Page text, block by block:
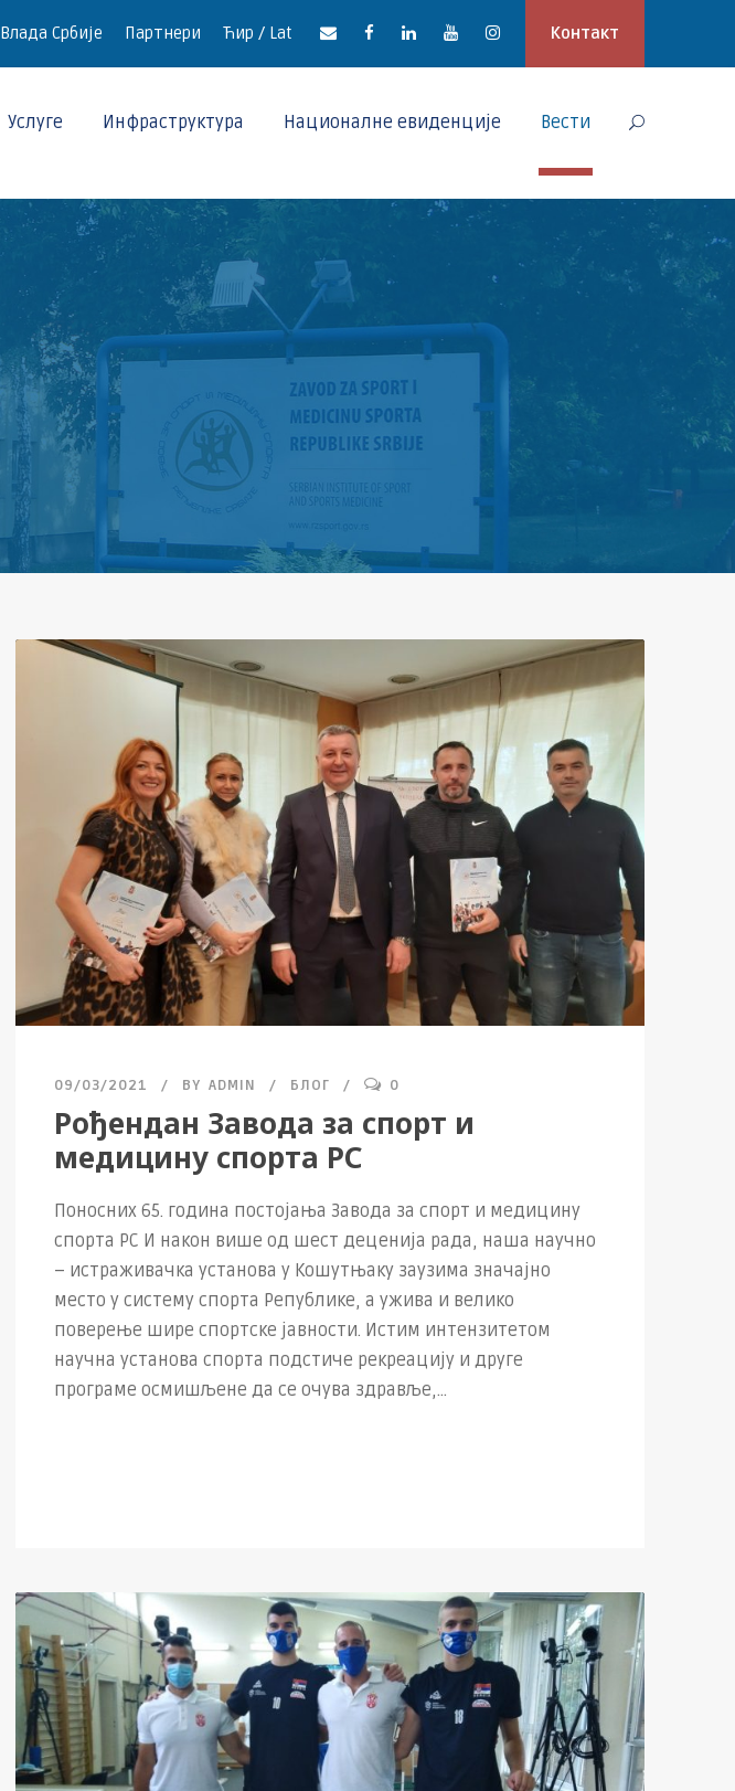
Влада Србије Партнери Ћир / Lat Контакт
Услуге Инфраструктура Националне евиденције Вести
09/03/2021 BY ADMIN БЛОГ 0
Рођендан Завода за спорт и
медицину спорта РС
Поносних 65. година постојања Завода за спорт и медицину
спорта РС И након више од шест деценија рада, наша научно
– истраживачка установа у Кошутњаку заузима значајно
место у систему спорта Републике, а ужива и велико
поверење шире спортске јавности. Истим интензитетом
научна установа спорта подстиче рекреацију и друге
програме осмишљене да се очува здравље,...